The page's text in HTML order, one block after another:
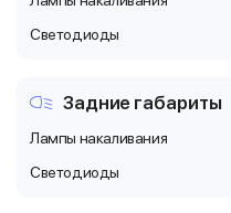
Светодиоды
Задние габариты
Лампы накаливания
Светодиоды